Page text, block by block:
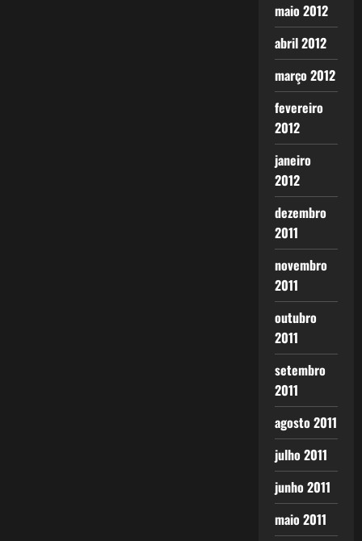
maio 2012
abril 2012
março 2012
fevereiro
2012
janeiro
2012
dezembro
2011
novembro
2011
outubro
2011
setembro
2011
agosto 2011
julho 2011
junho 2011
maio 2011